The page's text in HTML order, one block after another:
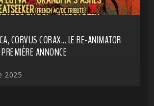
CORVUS CORAX... LE RE-ANIMATOR
ANNONCE
2025